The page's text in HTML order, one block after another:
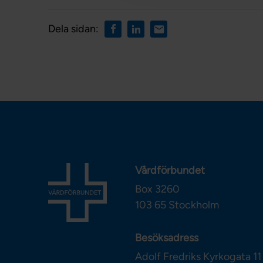
Dela sidan:
Vårdförbundet
Box 3260
103 65 Stockholm
Besöksadress
Adolf Fredriks Kyrkogata 11